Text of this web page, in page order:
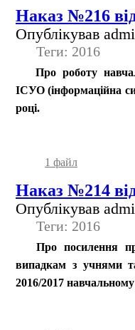
Наказ №216
Опублікував
Теги: 2016
Про роботу
ІСУО (інформаційна
році.
1 файл
Наказ №214
Опублікував
Теги: 2016
Про посилення
випадкам з учнями
2016/2017 навчальному